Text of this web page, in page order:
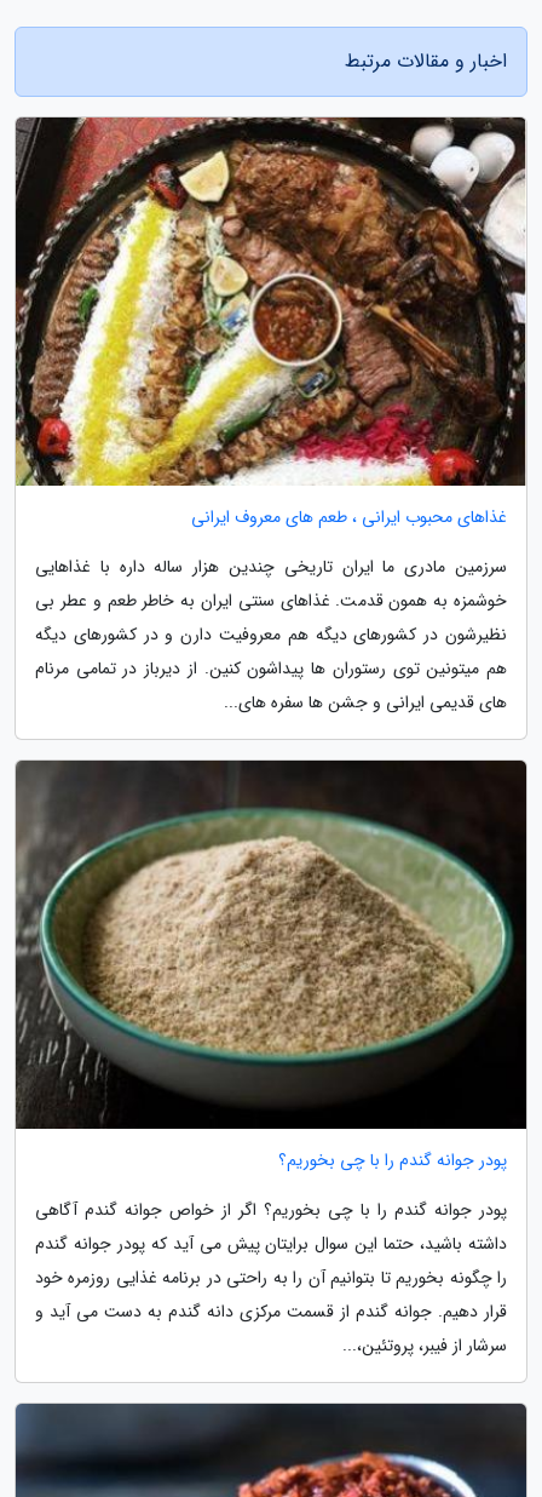
اخبار و مقالات مرتبط
غذاهای محبوب ایرانی ، طعم های معروف ایرانی
سرزمین مادری ما ایران تاریخی چندین هزار ساله داره با غذاهایی
خوشمزه به همون قدمت. غذاهای سنتی ایران به خاطر طعم و عطر بی
نظیرشون در کشورهای دیگه هم معروفیت دارن و در کشورهای دیگه
هم میتونین توی رستوران ها پیداشون کنین. از دیرباز در تمامی مرنام
های قدیمی ایرانی و جشن ها سفره های...
پودر جوانه گندم را با چی بخوریم؟
پودر جوانه گندم را با چی بخوریم؟ اگر از خواص جوانه گندم آگاهی
داشته باشید، حتما این سوال برایتان پیش می آید که پودر جوانه گندم
را چگونه بخوریم تا بتوانیم آن را به راحتی در برنامه غذایی روزمره خود
قرار دهیم. جوانه گندم از قسمت مرکزی دانه گندم به دست می آید و
سرشار از فیبر، پروتئین،...